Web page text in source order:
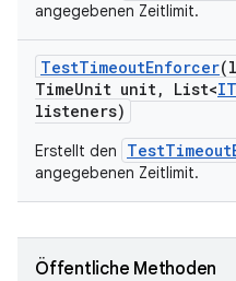
angegebenen Zeitlimit.
TestTimeoutEnforcer
TimeUnit unit, List<
listeners)
Erstellt den
angegebenen Zeitlimit.
Öffentliche Methoden